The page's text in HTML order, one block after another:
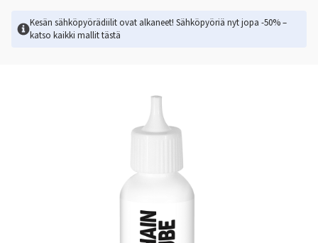
Kesän sähköpyörädiilit ovat alkaneet! Sähköpyöriä nyt jopa -50% –
katso kaikki mallittästä